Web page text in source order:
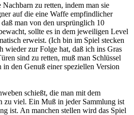
zu retten, indem man sie
auf die eine Waffe empfindlicher
man von den ursprünglich 10
sollte es in dem jeweiligen Level
erweist. (Ich bin im Spiel stecken
wieder zur Folge hat, daß ich ins Gras
sind zu retten, muß man Schlüssel
den Genuß einer speziellen Version
schießt, die man mit dem
zu viel. Ein Muß in jeder Sammlung ist
ist. An manchen stellen wird das Spiel